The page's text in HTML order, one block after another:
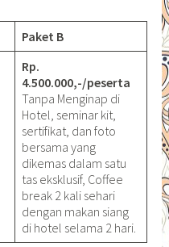
Paket B
Rp.
4.500.000,-/peserta
Tanpa Menginap di
Hotel, seminar kit,
sertifikat, dan foto
bersama yang
dikemas dalam satu
tas eksklusif, Coffee
break 2 kali sehari
dengan makan siang
di hotel selama 2 hari.